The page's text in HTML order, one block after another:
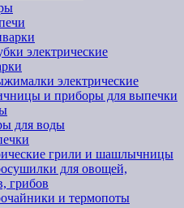
электрические
электрические
и приборы для выпечки
для воды
грили и шашлычницы
для овощей,
грибов
и термопоты